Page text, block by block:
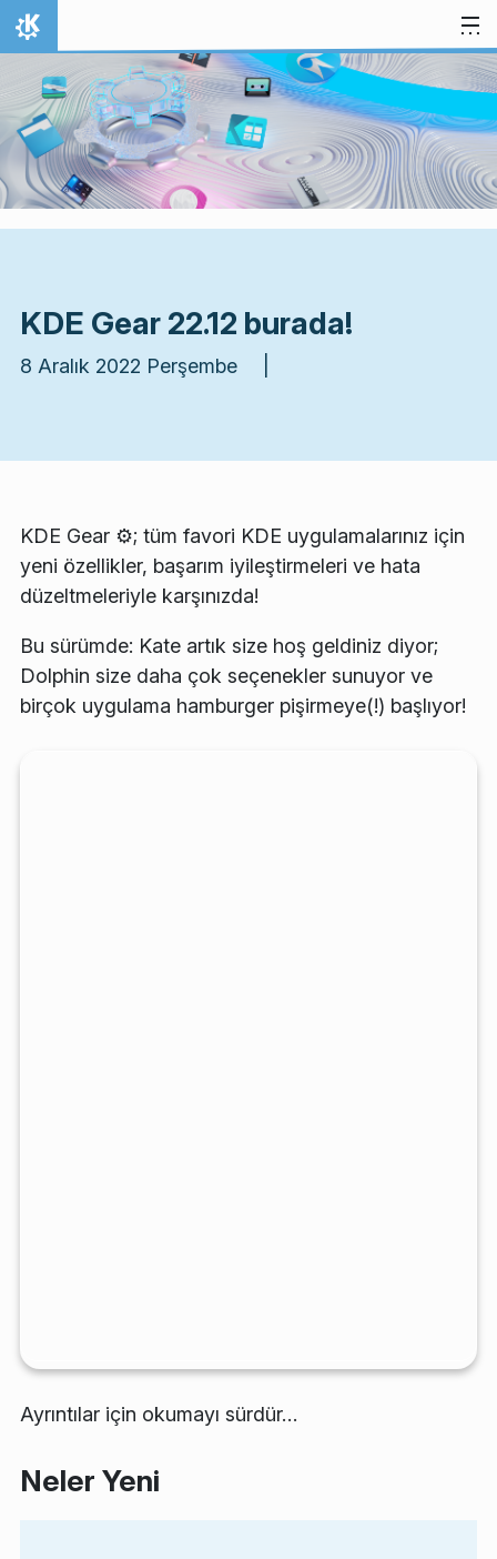
İçeriğe atla
Ana Sayfa
KDE Gear 22.12 burada!
8 Aralık 2022 Perşembe |
KDE Gear ⚙️; tüm favori KDE uygulamalarınız için
yeni özellikler, başarım iyileştirmeleri ve hata
düzeltmeleriyle karşınızda!
Bu sürümde: Kate artık size hoş geldiniz diyor;
Dolphin size daha çok seçenekler sunuyor ve
birçok uygulama hamburger pişirmeye(!) başlıyor!
Ayrıntılar için okumayı sürdür…
Neler Yeni